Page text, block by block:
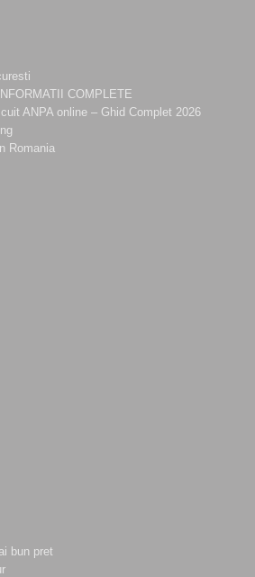
COMPLETE
ANPA online – Ghid Complet 2026
Romania
bun pret